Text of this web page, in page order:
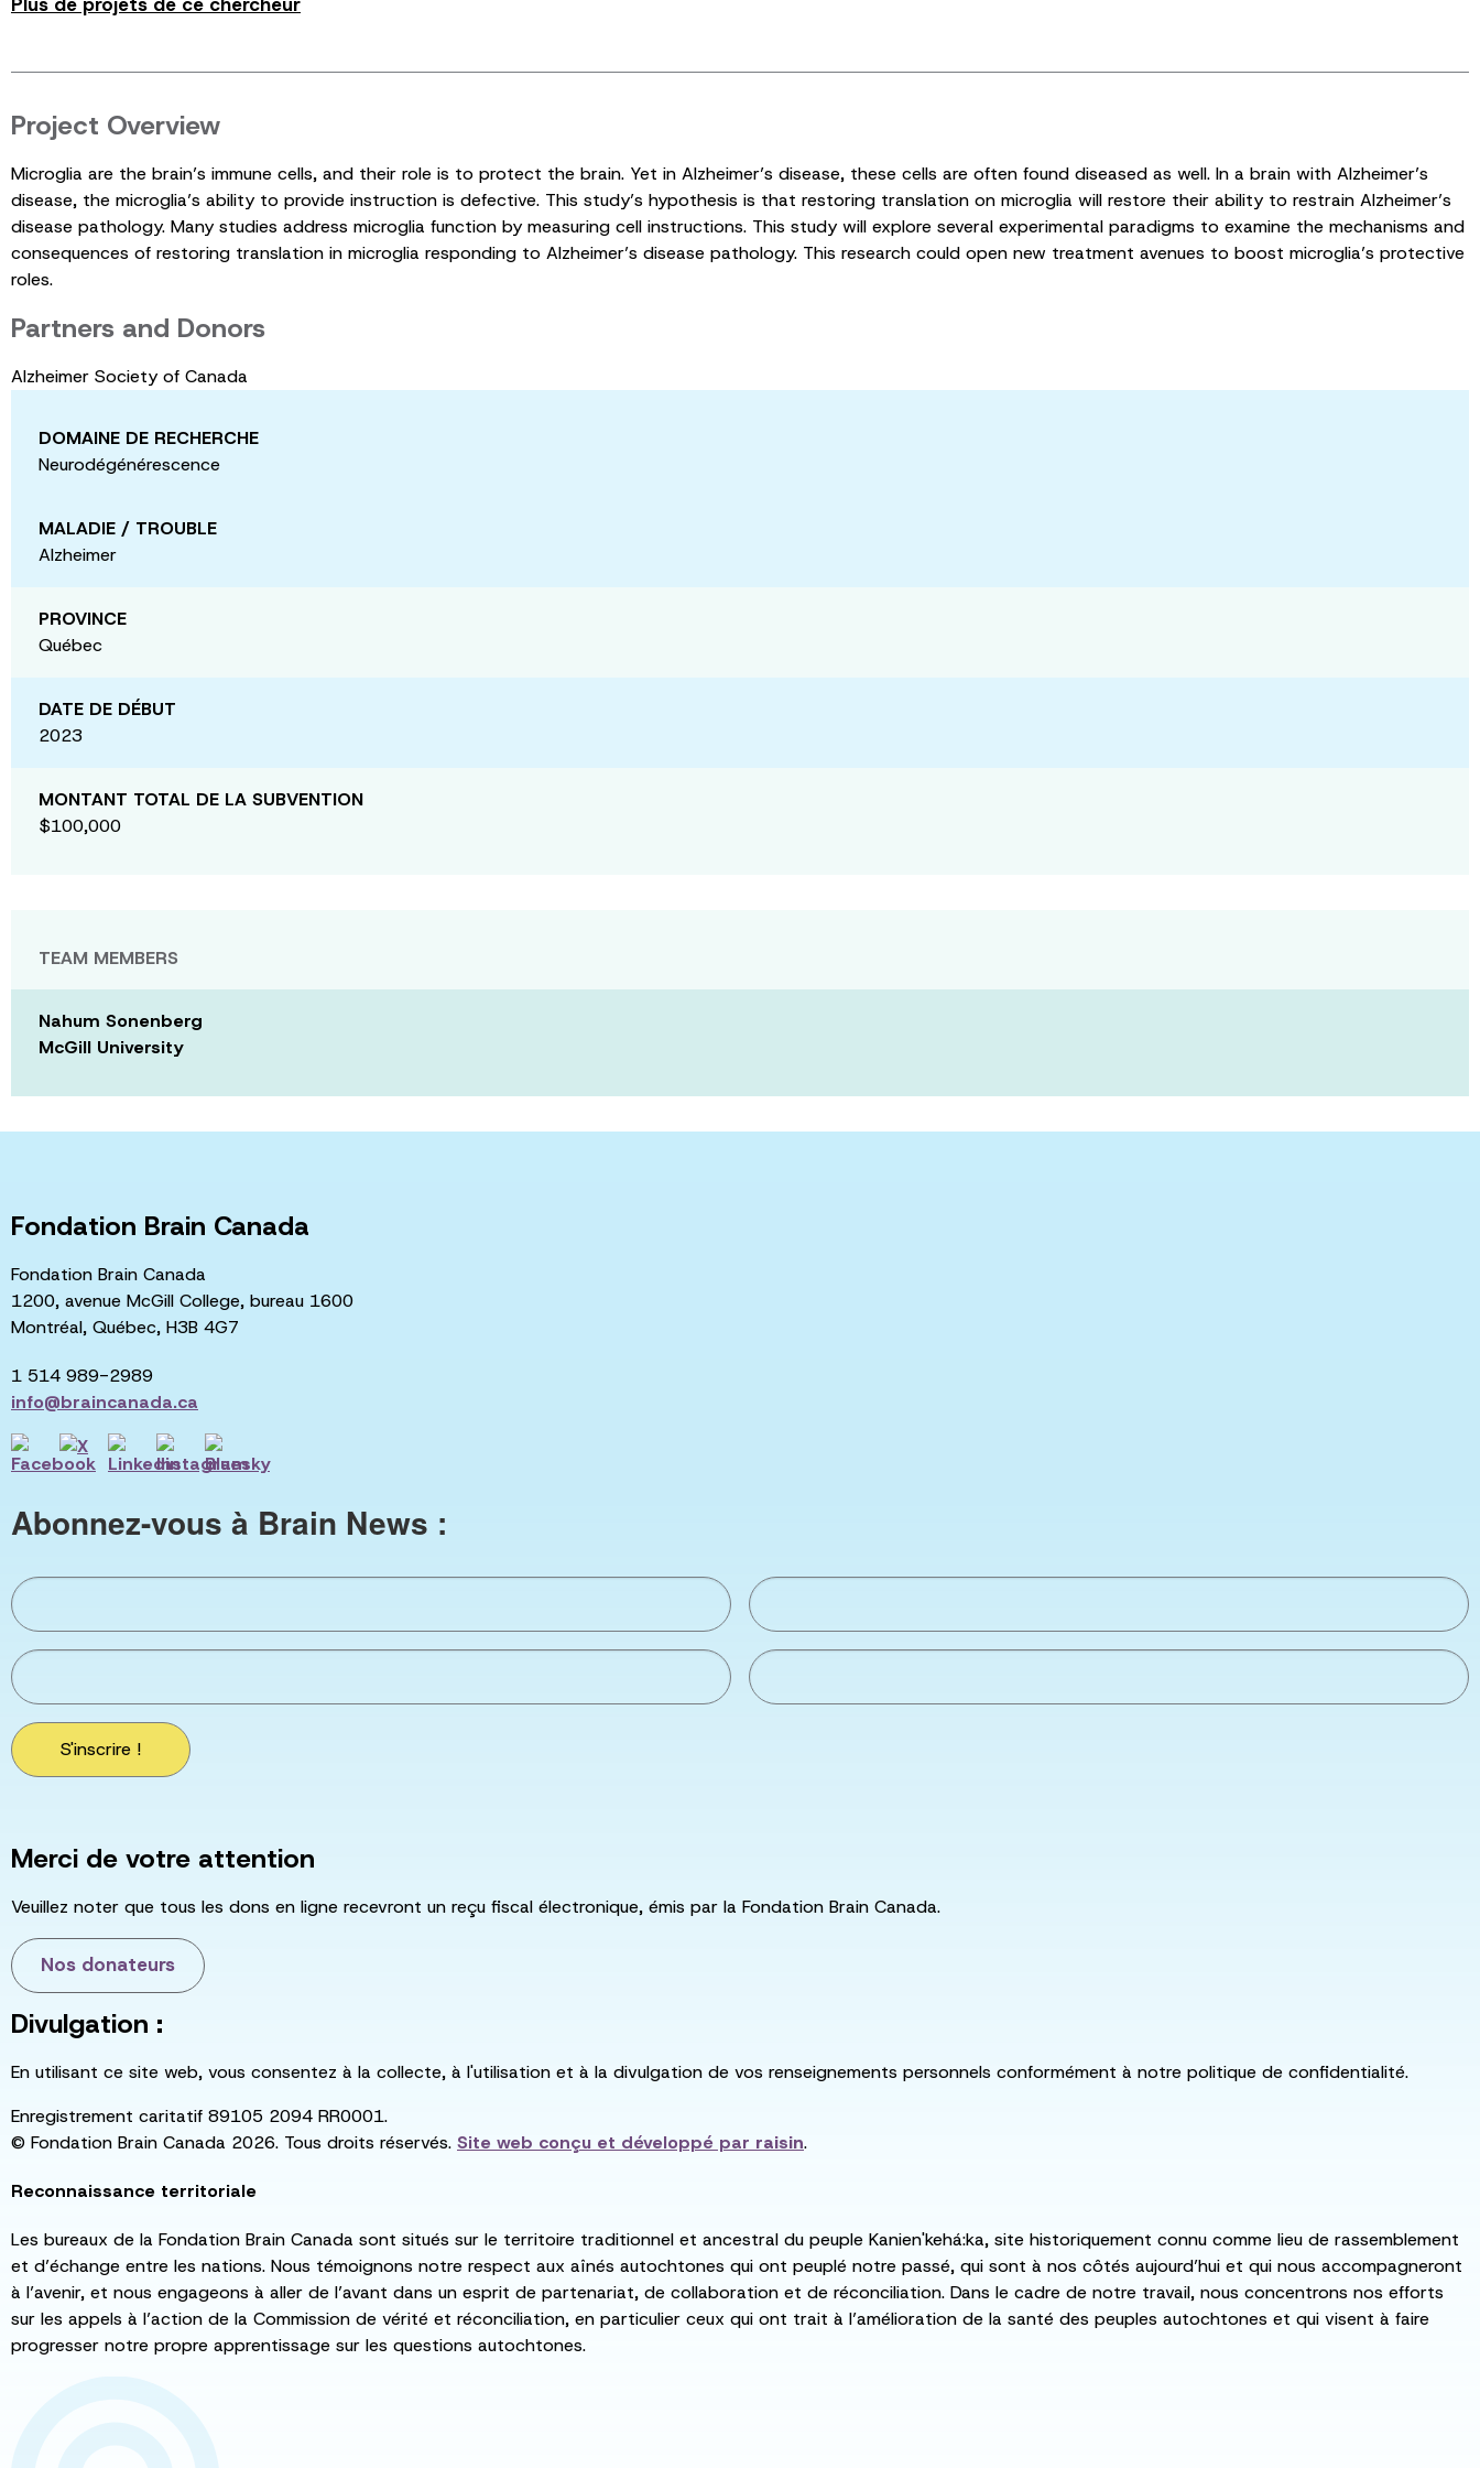
Project Overview
Microglia are the brain’s immune cells, and their role is to protect the brain. Yet in Alzheimer’s disease, these cells are often found diseased as well. In a brain with Alzheimer’s
disease, the microglia’s ability to provide instruction is defective. This study’s hypothesis is that restoring translation on microglia will restore their ability to restrain Alzheimer’s
disease pathology. Many studies address microglia function by measuring cell instructions. This study will explore several experimental paradigms to examine the mechanisms and
consequences of restoring translation in microglia responding to Alzheimer’s disease pathology. This research could open new treatment avenues to boost microglia’s protective
roles.
Partners and Donors
Alzheimer Society of Canada
DOMAINE DE RECHERCHE
Neurodégénérescence
MALADIE / TROUBLE
Alzheimer
PROVINCE
Québec
DATE DE DÉBUT
2023
MONTANT TOTAL DE LA SUBVENTION
$100,000
TEAM MEMBERS
Nahum Sonenberg
McGill University
Fondation Brain Canada
Fondation Brain Canada
1200, avenue McGill College, bureau 1600
Montréal, Québec, H3B 4G7
1 514 989-2989
info@braincanada.ca
Abonnez-vous à Brain News :
S'inscrire !
Merci de votre attention
Veuillez noter que tous les dons en ligne recevront un reçu fiscal électronique, émis par la Fondation Brain Canada.
Nos donateurs
Divulgation :
En utilisant ce site web, vous consentez à la collecte, à l'utilisation et à la divulgation de vos renseignements personnels conformément à notre politique de confidentialité.
Enregistrement caritatif 89105 2094 RR0001.
© Fondation Brain Canada 2026. Tous droits réservés. Site web conçu et développé par raisin.
Reconnaissance territoriale
Les bureaux de la Fondation Brain Canada sont situés sur le territoire traditionnel et ancestral du peuple Kanien'kehá:ka, site historiquement connu comme lieu de rassemblement
et d’échange entre les nations. Nous témoignons notre respect aux aînés autochtones qui ont peuplé notre passé, qui sont à nos côtés aujourd’hui et qui nous accompagneront
à l’avenir, et nous engageons à aller de l’avant dans un esprit de partenariat, de collaboration et de réconciliation. Dans le cadre de notre travail, nous concentrons nos efforts
sur les appels à l’action de la Commission de vérité et réconciliation, en particulier ceux qui ont trait à l’amélioration de la santé des peuples autochtones et qui visent à faire
progresser notre propre apprentissage sur les questions autochtones.